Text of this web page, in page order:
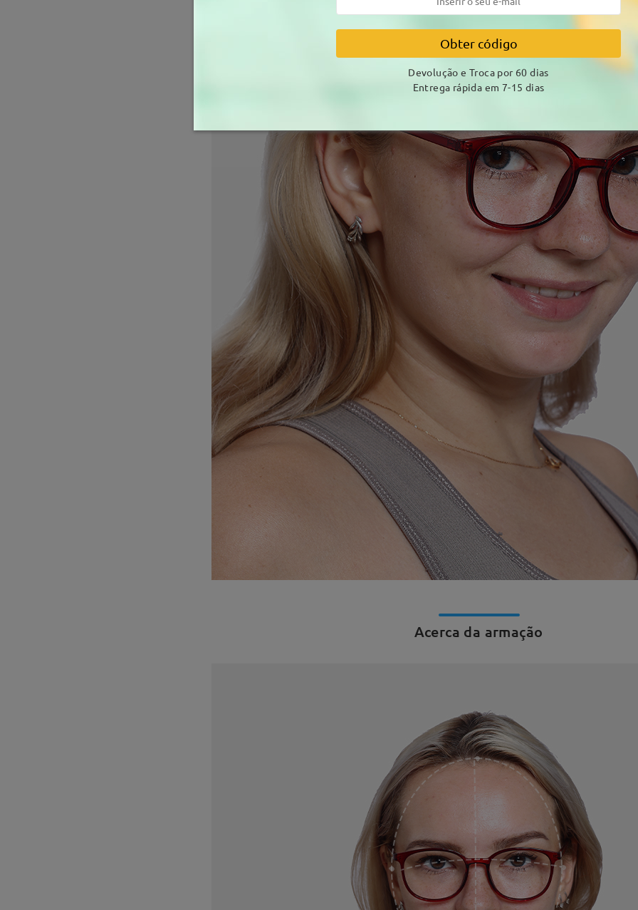
Acerca da armação
Obter código
Devolução e Troca por 60 dias
Entrega rápida em 7-15 dias